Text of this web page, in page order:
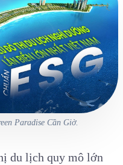
Paradise Cần Giờ.
du lịch quy mô lớn